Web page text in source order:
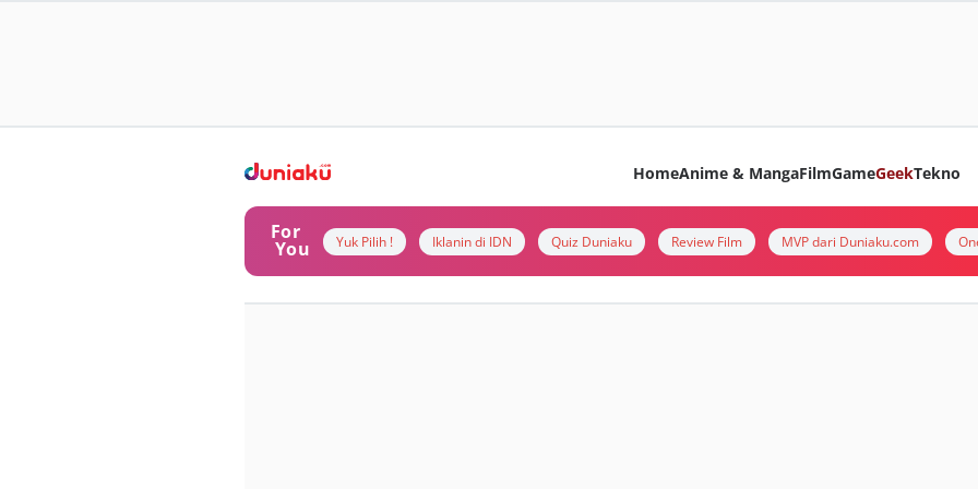
HomeAnime & MangaFilmGameGeekTekno
For
You Yuk Pilih ! Iklanin di IDN Quiz Duniaku Review Film MVP dari Duniaku.com